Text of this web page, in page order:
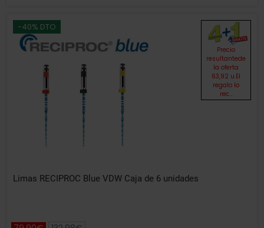
-40% DTO
Precio
resultantede
la oferta
63,92 u.El
regalo lo
rec...
Limas RECIPROC Blue VDW Caja de 6 unidades